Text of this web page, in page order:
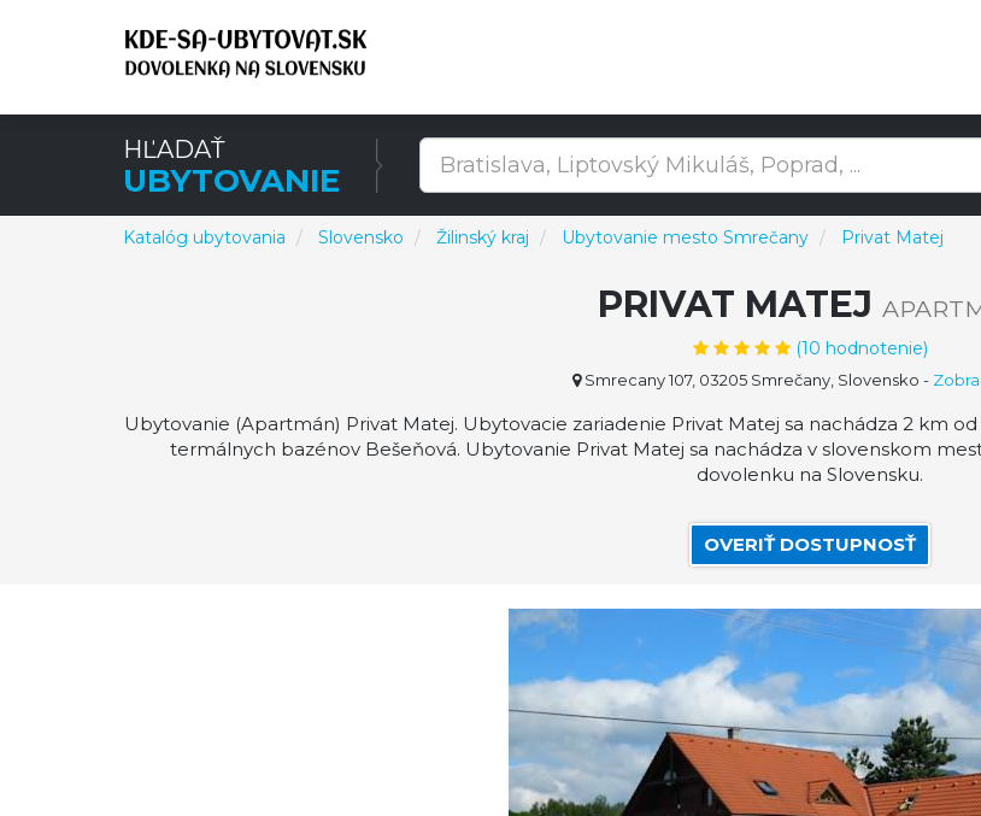
HĽADAŤ
UBYTOVANIE
Katalóg ubytovania Slovensko Žilinský kraj Ubytovanie mesto Smrečany Privat Matej
PRIVAT MATEJ
(10 hodnotenie)
Smrecany 107, 03205 Smrečany, Slovensko -
Ubytovanie (Apartmán) Privat Matej. Ubytovacie zariadenie Privat Matej sa nachádza 2 km
termálnych bazénov Bešeňová. Ubytovanie Privat Matej sa nachádza v slovenskom
dovolenku na Slovensku.
OVERIŤ DOSTUPNOSŤ